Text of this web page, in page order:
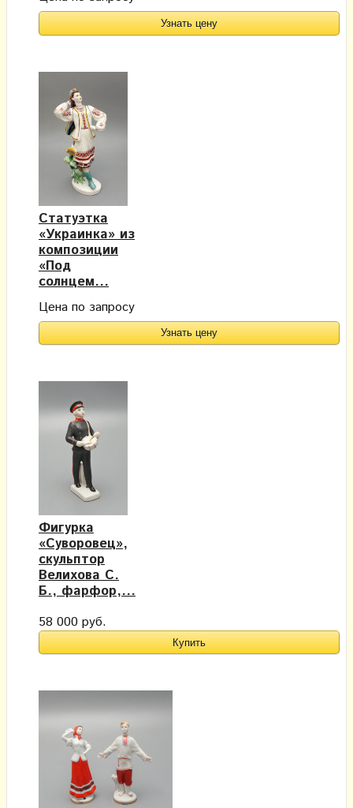
Узнать цену
Статуэтка
«Украинка» из
композиции
«Под
солнцем...
Цена по запросу
Узнать цену
Фигурка
«Суворовец»,
скульптор
Велихова С.
Б., фарфор,...
58 000 руб.